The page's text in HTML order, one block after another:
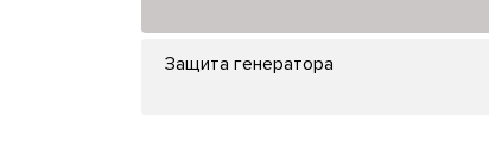
Защита генератора